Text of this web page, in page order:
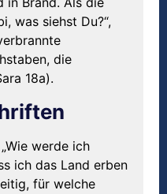
was siehst Du?“,
die
18a).
werde ich
ich das Land erben
für welche